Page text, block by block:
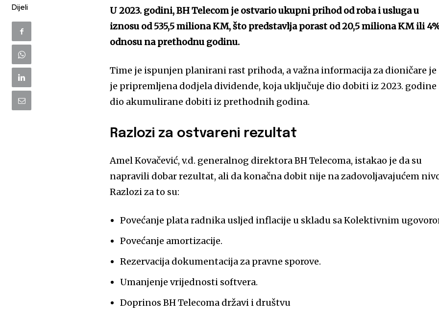
Dijeli
U 2023. godini, BH Telecom je ostvario ukupni prihod od roba i usluga u
iznosu od 535,5 miliona KM, što predstavlja porast od 20,5 miliona KM ili
odnosu na prethodnu godinu.
Time je ispunjen planirani rast prihoda, a važna informacija za dioničare je
je pripremljena dodjela dividende, koja uključuje dio dobiti iz 2023. godine
dio akumulirane dobiti iz prethodnih godina.
Razlozi za ostvareni rezultat
Amel Kovačević, v.d. generalnog direktora BH Telecoma, istakao je da su
napravili dobar rezultat, ali da konačna dobit nije na zadovoljavajućem
Razlozi za to su:
Povećanje plata radnika usljed inflacije u skladu sa Kolektivnim
Povećanje amortizacije.
Rezervacija dokumentacija za pravne sporove.
Umanjenje vrijednosti softvera.
Doprinos BH Telecoma državi i društvu